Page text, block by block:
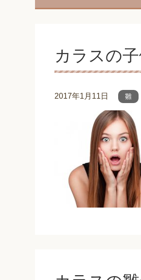
カラスの
2017年1月11日 雛